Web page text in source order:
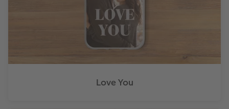
Love You